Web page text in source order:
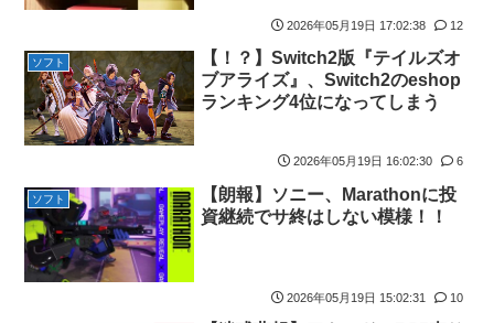
本屋に現れた異臭＆浮浪者風の男、ペタンコのボストンバッグを
パンパンにして無会計で退店！Gメンに確保され「なんで？」と
本気で困惑ｗｗｗ
【動画】これはお見事。中国重慶市で珍しい事故が撮影される。
【画像】 キャミイの18万円の最新フィギュア、ガチで作り込みが
エグすぎる
【悲報】 めっちゃカメレオンさん、早速パクリゲーが任天堂スト
アに登場してしまう……
やる夫のダンジョン運営記183-雑談所ネタ118 懺悔小ネタ「創刻
のファイアホイール」+埋めネタ「ファイアホイールTCG・その
2026年05月19日 17:02:38 12
ソフト
【！？】Switch2版『テイルズオ
ブアライズ』、Switch2のeshop
ランキング4位になってしまう
2026年05月19日 16:02:30 6
ソフト
【朗報】ソニー、Marathonに投
資継続でサ終はしない模様！！
2026年05月19日 15:02:31 10